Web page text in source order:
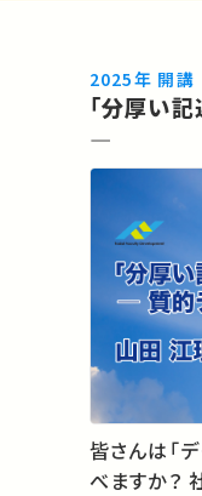
2025年 開講
「分厚い
―
皆さんは「
べますか？